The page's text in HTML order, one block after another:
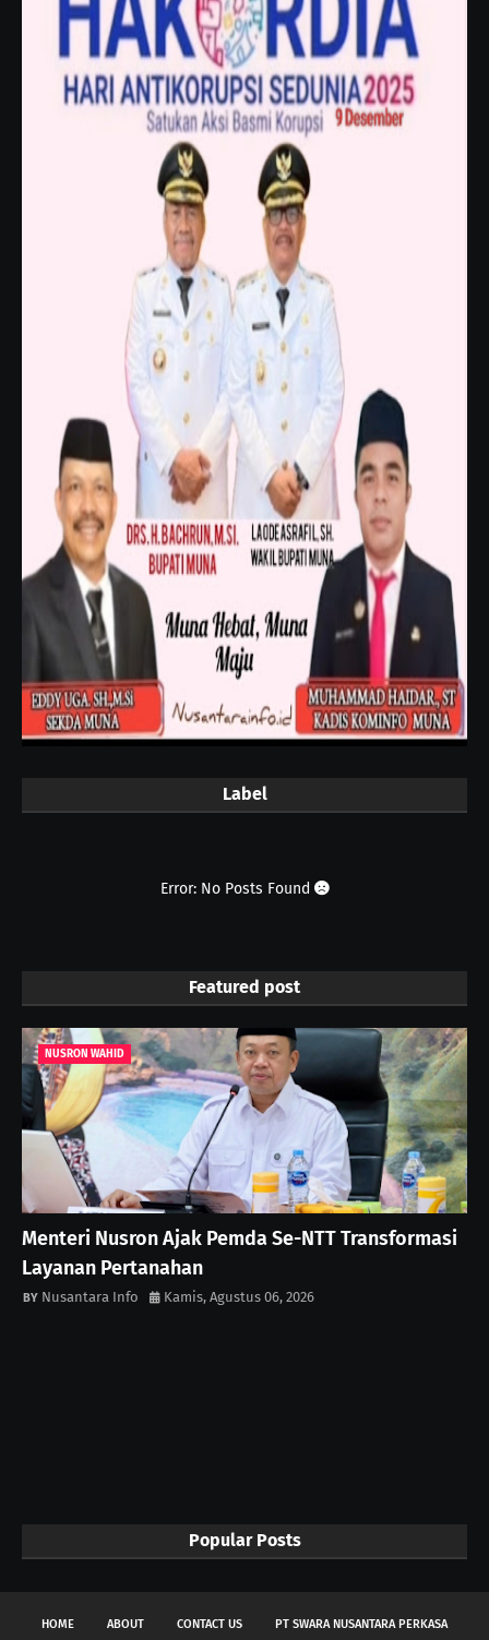
Label
Error: No Posts Found
Featured post
NUSRON WAHID
Menteri Nusron Ajak Pemda Se-NTT Transformasi
Layanan Pertanahan
Nusantara Info Kamis, Agustus 06, 2026
Popular Posts
HOME ABOUT CONTACT US
PT SWARA NUSANTARA PERKASA